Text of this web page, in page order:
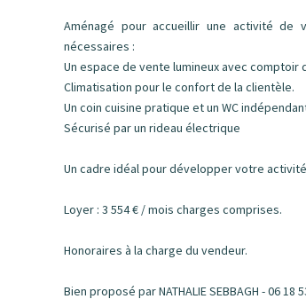
Aménagé pour accueillir une activité
nécessaires :
Un espace de vente lumineux avec comptoir
Climatisation pour le confort de la clientèle.
Un coin cuisine pratique et un WC
Sécurisé par un rideau électrique
Un cadre idéal pour développer votre
Loyer : 3 554 € / mois charges comprises.
Honoraires à la charge du vendeur.
Bien proposé par NATHALIE SEBBAGH - 06